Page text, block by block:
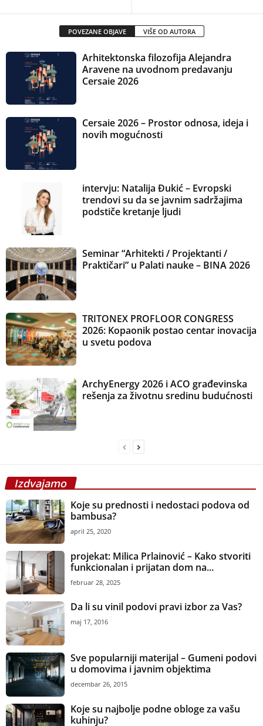
POVEZANE OBJAVE VIŠE OD AUTORA
Arhitektonska filozofija Alejandra
Aravene na uvodnom predavanju
Cersaie 2026
Cersaie 2026 – Prostor odnosa, ideja i
novih mogućnosti
intervju: Natalija Đukić – Evropski
trendovi su da se javnim sadržajima
podstiče kretanje ljudi
Seminar “Arhitekti / Projektanti /
Praktičari” u Palati nauke – BINA 2026
TRITONEX PROFLOOR CONGRESS
2026: Kopaonik postao centar inovacija
u svetu podova
ArchyEnergy 2026 i ACO građevinska
rešenja za životnu sredinu budućnosti
Izdvajamo
Koje su prednosti i nedostaci podova od
bambusa?
april 25, 2020
projekat: Milica Prlainović – Kako stvoriti
funkcionalan i prijatan dom na...
februar 28, 2025
Da li su vinil podovi pravi izbor za Vas?
maj 17, 2016
Sve popularniji materijal – Gumeni podovi
u domovima i javnim objektima
decembar 26, 2015
Koje su najbolje podne obloge za vašu
kuhinju?